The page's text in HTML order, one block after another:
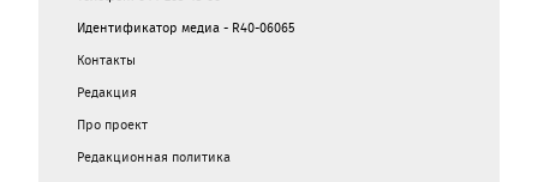
Идентификатор медиа - R40-06065
Контакты
Редакция
Про проект
Редакционная политика